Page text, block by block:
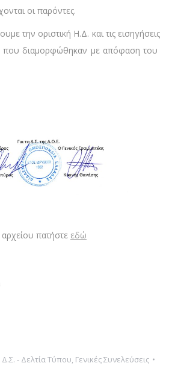
οι παρόντες.
οριστική Η.Δ. και τις εισηγήσεις
που διαμορφώθηκαν με απόφαση του
πατήστε εδώ
- Δελτία Τύπου, Γενικές Συνελεύσεις